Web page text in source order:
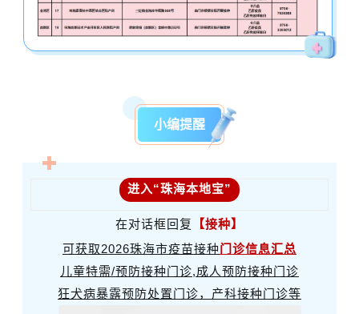
小编提醒
进入“珠海本地宝”
在对话框回复
【接种】
可获取2026珠海市疫苗接种门诊信息汇总
儿童特需/预防接种门诊,成人预防接种门诊
狂犬病暴露预防处置门诊，产科接种门诊等